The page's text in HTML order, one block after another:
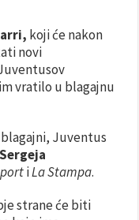
koji će nakon
novi
vratilo u blagajnu
Juventus
Sergeja
iLa Stampa.
strane će biti